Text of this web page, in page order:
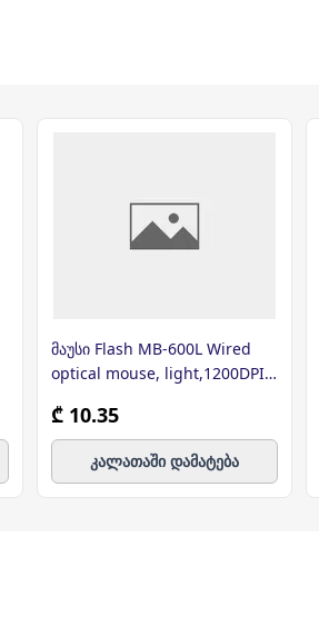
მაუსი Flash MB-600L Wired
optical mouse, light,1200DPI
₾ 10.35
კალათაში დამატება